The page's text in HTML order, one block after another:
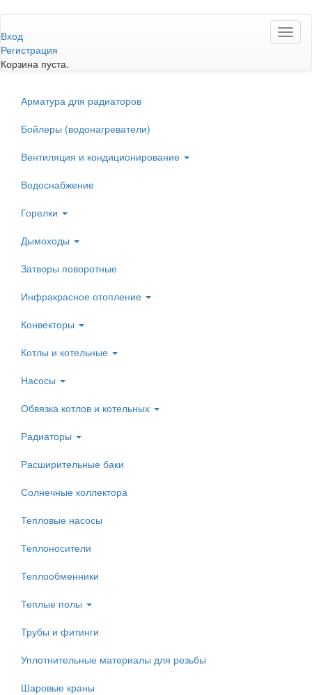
к
основному
содержанию
Вход
Регистрация
Корзина пуста.
Арматура для радиаторов
Бойлеры (водонагреватели)
Вентиляция и кондиционирование
Водоснабжение
Горелки
Дымоходы
Затворы поворотные
Инфракрасное отопление
Конвекторы
Котлы и котельные
Насосы
Обвязка котлов и котельных
Радиаторы
Расширительные баки
Солнечные коллектора
Тепловые насосы
Теплоносители
Теплообменники
Теплые полы
Трубы и фитинги
Уплотнительные материалы для резьбы
Шаровые краны